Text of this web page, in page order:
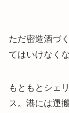
ただ密造酒づ
てはいけなく
もともとシェ
ス。港には運